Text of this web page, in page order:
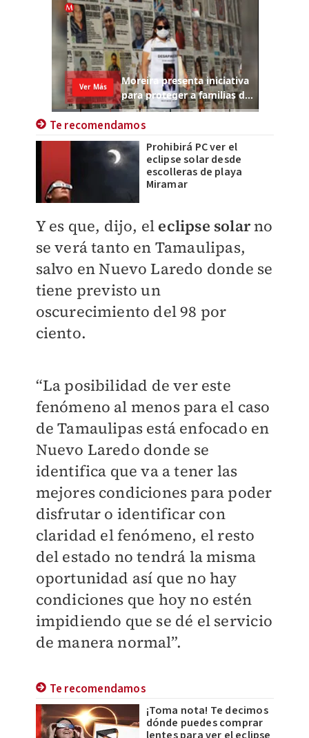
Te recomendamos
Prohibirá PC ver el
eclipse solar desde
escolleras de playa
Miramar
Y es que, dijo, el eclipse solarno
se verá tanto en Tamaulipas,
salvo en Nuevo Laredo donde se
tiene previsto un
oscurecimiento del 98 por
ciento.
“La posibilidad de ver este
fenómeno al menos para el caso
de Tamaulipas está enfocado en
Nuevo Laredo donde se
identifica que va a tener las
mejores condiciones para poder
disfrutar o identificar con
claridad el fenómeno, el resto
del estado no tendrá la misma
oportunidad así que no hay
condiciones que hoy no estén
impidiendo que se dé el servicio
de manera normal”.
Te recomendamos
¡Toma nota! Te decimos
dónde puedes comprar